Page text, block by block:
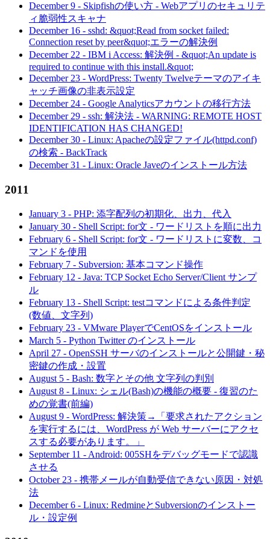
December 9 - Skipfishの使い方 - Webアプリのセキュリテ
ィ脆弱性スキャナ
December 16 - sshd: &quot;Read from socket failed:
Connection reset by peer&quot;エラーの解決例
December 22 - IBM i Access: 解決例 - &quot;An update is
required to continue with this install.&quot;
December 23 - WordPress: Twenty Twelveテーマのアイキ
ャッチ画像の非表示設定
December 24 - Google Analyticsアカウントの移行方法
December 29 - ssh: 解決法 - WARNING: REMOTE HOST
IDENTIFICATION HAS CHANGED!
December 30 - Linux: Apacheの設定ファイル(httpd.conf)
の検索 - BackTrack
December 31 - Linux: Oracle Javeのインストール方法
2011
January 3 - PHP: 添字配列の初期化、出力、代入
January 30 - Shell Script: for文 - ワードリストを順に出力
February 6 - Shell Script: for文 - ワードリストに変数、コ
マンドを使用
February 7 - Subversion: 基本コマンド操作
February 12 - Java: TCP Socket Echo Server/Client サンプ
ル
February 13 - Shell Script: testコマンドによる条件判定
(数値、文字列)
February 23 - VMware PlayerでCentOSをインストール
March 5 - Python Twitter のインストール
April 27 - OpenSSH サーバのインストールと公開鍵・秘
密鍵の作成・設置
August 5 - Bash: 数字とその他 文字列の判別
August 8 - Linux: シェル(Bash)の機能の概要 - 復習のた
めの覚書(前編)
August 9 - WordPress: 解決策→「要求されたアクション
を実行するには、WordPress が Web サーバーにアクセ
スする必要があります。」
September 11 - Android: 005SHをデバッグモードで認識
させる
October 23 - 携帯メールが自動受信できない原因・対処
法
December 6 - Linux: RedmineとSubversionのインストー
ル・設定例